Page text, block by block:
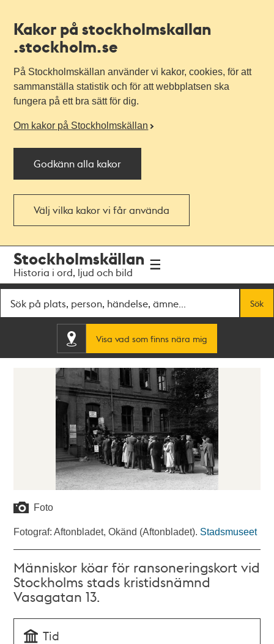
Kakor på stockholmskallan
.stockholm.se
På Stockholmskällan använder vi kakor, cookies, för att
sammanställa statistik och för att webbplatsen ska
fungera på ett bra sätt för dig.
Om kakor på Stockholmskällan
Godkänn alla kakor
Välj vilka kakor vi får använda
navigationen
huvudinnehållet
Stockholmskällan
Historia i ord, ljud och bild
Sök
Visa vad som finns nära mig
Foto
Fotograf: Aftonbladet, Okänd (Aftonbladet). Stadsmuseet
Människor köar för ransoneringskort vid
Stockholms stads kristidsnämnd
Vasagatan 13.
Tid